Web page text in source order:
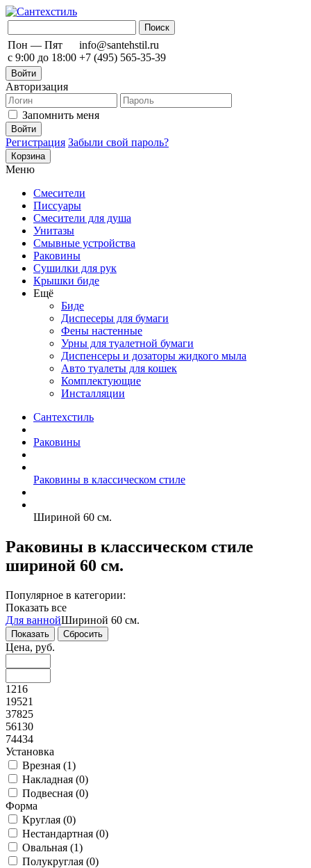
Пон — Пят
с 9:00 до 18:00
info@santehstil.ru
+7 (495) 565-35-39
Войти
Авторизация
Запомнить меня
Регистрация Забыли свой пароль?
Корзина
Меню
Смесители
Писсуары
Смесители для душа
Унитазы
Смывные устройства
Раковины
Сушилки для рук
Крышки биде
Ещё
Биде
Диспесеры для бумаги
Фены настенные
Урны для туалетной бумаги
Диспенсеры и дозаторы жидкого мыла
Авто туалеты для кошек
Комплектующие
Инсталляции
Сантехстиль
Раковины
Раковины в классическом стиле
Шириной 60 см.
Раковины в классическом стиле
шириной 60 см.
Популярное в категории:
Показать все
Для ваннойШириной 60 см.
Цена, руб.
1216
19521
37825
56130
74434
Установка
Врезная (1)
Накладная (0)
Подвесная (0)
Форма
Круглая (0)
Нестандартная (0)
Овальная (1)
Полукруглая (0)